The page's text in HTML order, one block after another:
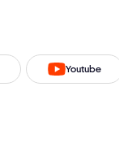
Youtube